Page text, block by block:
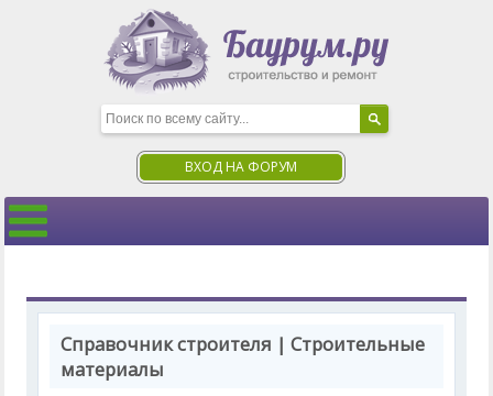
ВХОД НА ФОРУМ
Справочник строителя | Строительные
материалы